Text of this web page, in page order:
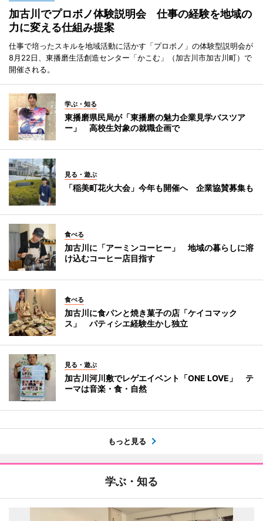
加古川でプロボノ体験説明会 仕事の経験を地域の
力に変える仕組み提案
仕事で培ったスキルを地域活動に活かす「プロボノ」の体験型説明会が
8月22日、東播磨生活創造センター「かこむ」（加古川市加古川町）で
開催される。
学ぶ・知る
東播磨県民局が「東播磨の魅力企業見学バスツア
ー」 高校生対象の就職企画で
見る・遊ぶ
「稲美町花火大会」今年も開催へ 企業協賛募集も
食べる
加古川に「アーミンコーヒー」 地域の暮らしに溶
け込むコーヒー店目指す
食べる
加古川に食パンと焼き菓子の店「ケイコマック
ス」 パティシエ経験生かし独立
見る・遊ぶ
加古川河川敷でレゲエイベント「ONE LOVE」 テ
ーマは音楽・食・自然
もっと見る
学ぶ・知る